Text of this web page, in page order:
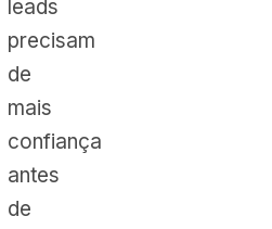
leads
precisam
de
mais
confiança
antes
de